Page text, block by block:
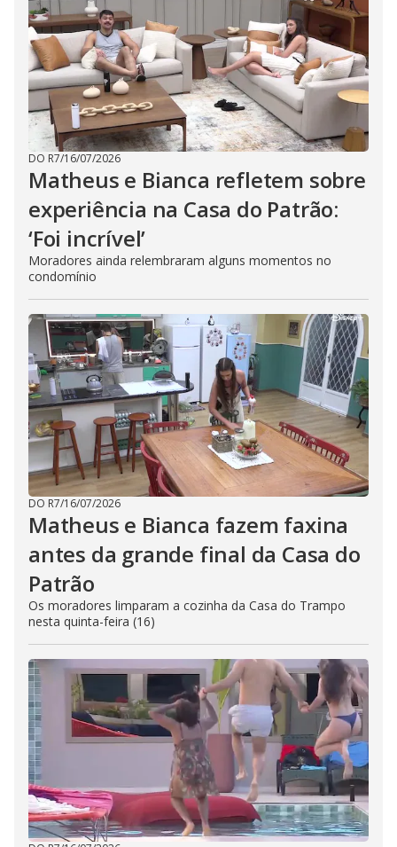
DO R7/16/07/2026
Matheus e Bianca refletem sobre
experiência na Casa do Patrão:
‘Foi incrível’
Moradores ainda relembraram alguns momentos no
condomínio
DO R7/16/07/2026
Matheus e Bianca fazem faxina
antes da grande final da Casa do
Patrão
Os moradores limparam a cozinha da Casa do Trampo
nesta quinta-feira (16)